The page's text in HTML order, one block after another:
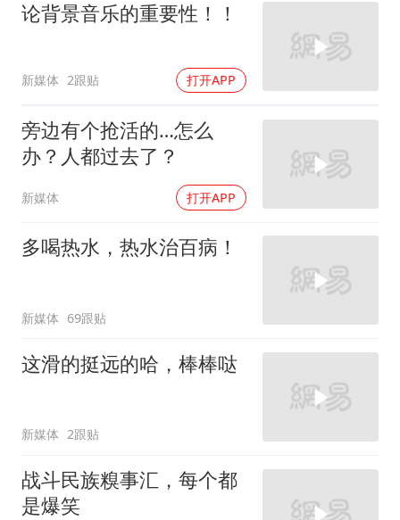
论背景音乐的重要性！！
新媒体 2跟贴 打开APP
旁边有个抢活的…怎么
办？人都过去了？
新媒体 打开APP
多喝热水，热水治百病！
新媒体 69跟贴
这滑的挺远的哈，棒棒哒
新媒体 2跟贴
战斗民族糗事汇，每个都
是爆笑